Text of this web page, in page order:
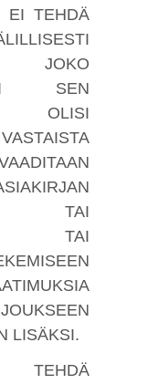
EI TEHDÄ
JOKO
SEN
OLISI
TAI
TAI
LISÄKSI.
TEHDÄ